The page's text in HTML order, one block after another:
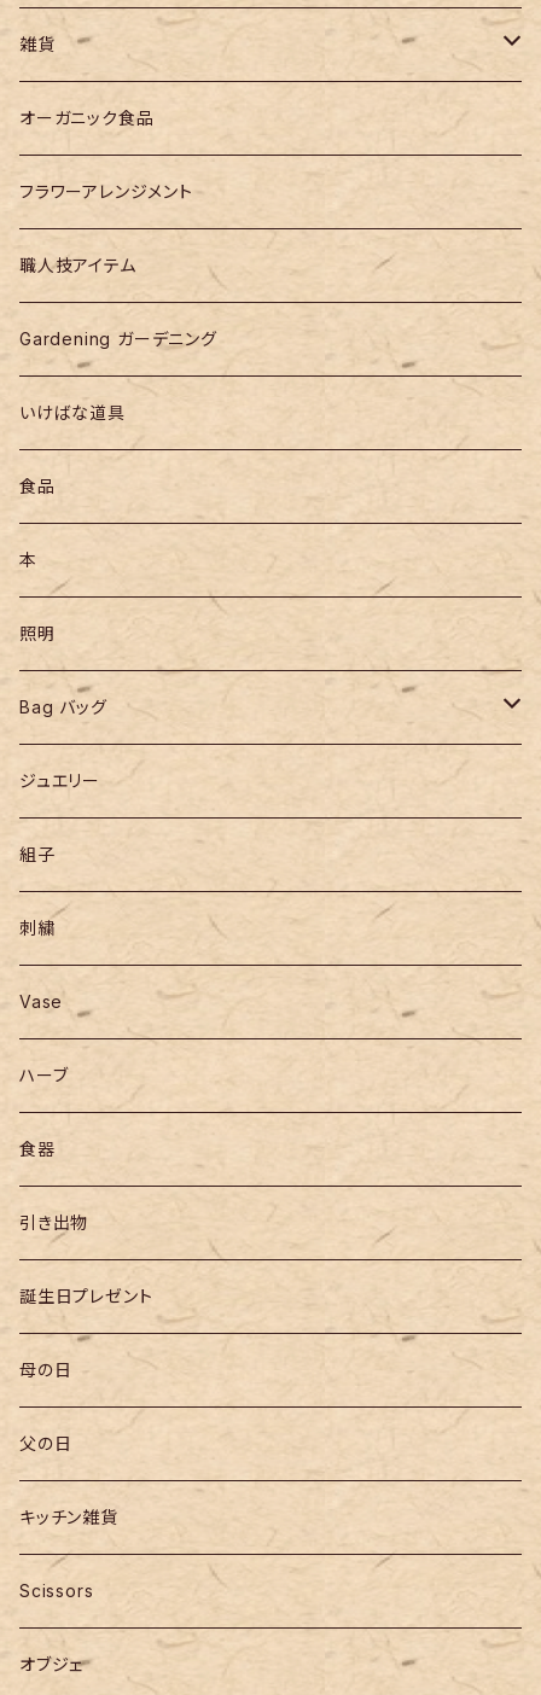
バッグ
雑貨
作家モノ
designer products
オーガニック食品
フラワーアレンジメント
職人技アイテム
Gardening ガーデニング
いけばな道具
食品
本
照明
Bag バッグ
リュックサック
ジュエリー
組子
刺繍
Vase
ハーブ
食器
引き出物
誕生日プレゼント
母の日
父の日
キッチン雑貨
Scissors
オブジェ